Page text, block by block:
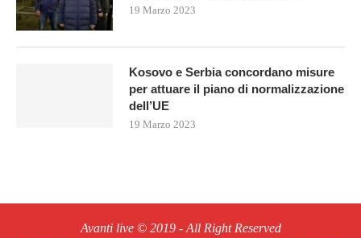
19 Marzo 2023
Kosovo e Serbia concordano misure
per attuare il piano di normalizzazione
dell’UE
19 Marzo 2023
Avanti live © 2019 - All Right Reserved